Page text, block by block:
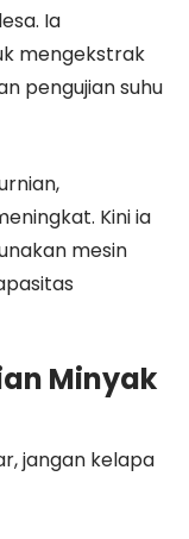
Ia
mengekstrak
pengujian suhu
Kini ia
mesin
Minyak
jangan kelapa